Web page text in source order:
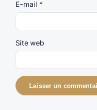
E-mail *
Site web